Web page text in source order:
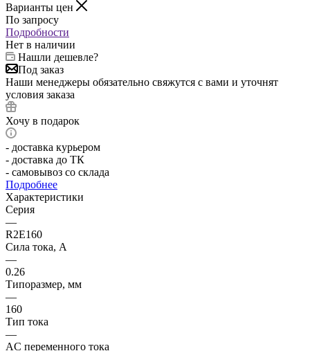
Варианты цен
По запросу
Подробности
Нет в наличии
Нашли дешевле?
Под заказ
Наши менеджеры обязательно свяжутся с вами и уточнят
условия заказа
Хочу в подарок
- доставка курьером
- доставка до ТК
- самовывоз со склада
Подробнее
Характеристики
Серия
—
R2E160
Сила тока, А
—
0.26
Типоразмер, мм
—
160
Тип тока
—
AC переменного тока